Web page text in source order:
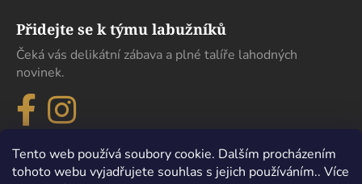
Tento web používá soubory cookie. Dalším procházením
tohoto webu vyjadřujete souhlas s jejich používáním.. Více
Přidejte se k týmu labužníků
Čeká vás delikátní zábava a plné talíře lahodných
novinek.